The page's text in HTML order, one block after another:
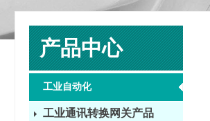
产品中心
工业自动化
工业通讯转换网关产品